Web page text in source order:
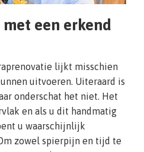
een erkend
lijkt misschien
uitvoeren. Uiteraard is
onderschat het niet. Het
en als u dit handmatig
u waarschijnlijk
zowel spierpijn en tijd te